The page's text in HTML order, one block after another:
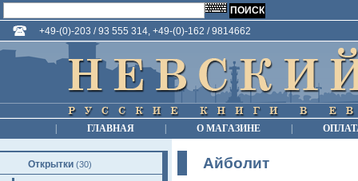
+49-(0)-203 / 93 555 314, +49-(0)-162 / 9814662
ГЛАВНАЯ О МАГАЗИНЕ
Открытки (30) Айболит